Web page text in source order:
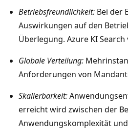
Betriebsfreundlichkeit: Bei der
Auswirkungen auf den
Überlegung. Azure KI
Globale Verteilung:
Anforderungen von
Skalierbarkeit:
erreicht wird zwischen der
Anwendungskomplexität